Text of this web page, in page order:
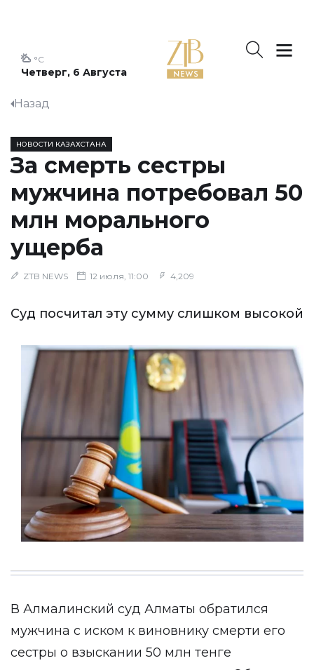
Четверг, 6 Августа
°C
Назад
НОВОСТИ КАЗАХСТАНА
За смерть сестры
мужчина потребовал 50
млн морального
ущерба
ZTB NEWS 12 июля, 11:00 4,209
Суд посчитал эту сумму слишком высокой
В Алмалинский суд Алматы обратился
мужчина с иском к виновнику смерти его
сестры о взыскании 50 млн тенге